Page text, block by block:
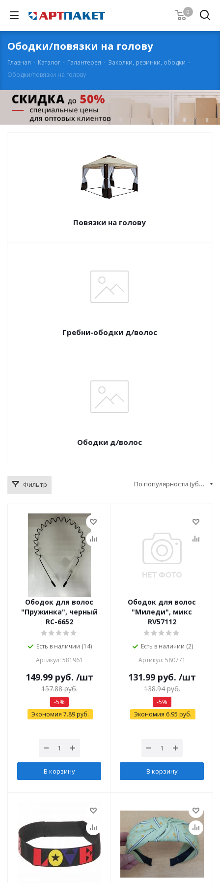
0
Ободки/повязки на голову
Главная - Каталог - Галантерея - Заколки, резинки, ободки -
Ободки/повязки на голову
Повязки на голову
Гребни-ободки д/волос
Ободки д/волос
Фильтр По популярности (убывание)
Ободок для волос
"Пружинка", черный
RC-6652
Есть в наличии (14)
Артикул: 581961
149.99руб. /шт
157.88руб.
-5%
Экономия 7.89руб.
В корзину
Ободок для волос
"Миледи", микс
RV57112
Есть в наличии (2)
Артикул: 580771
131.99руб. /шт
138.94руб.
-5%
Экономия 6.95 руб.
В корзину